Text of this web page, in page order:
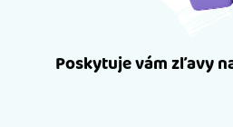
Poskytuje vám zľavy